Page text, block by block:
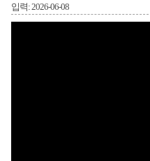
입력: 2026-06-08